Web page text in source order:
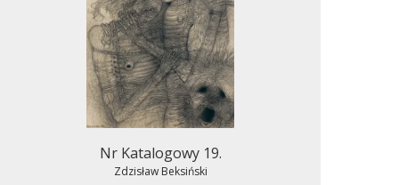
Nr Katalogowy 19.
Zdzisław Beksiński